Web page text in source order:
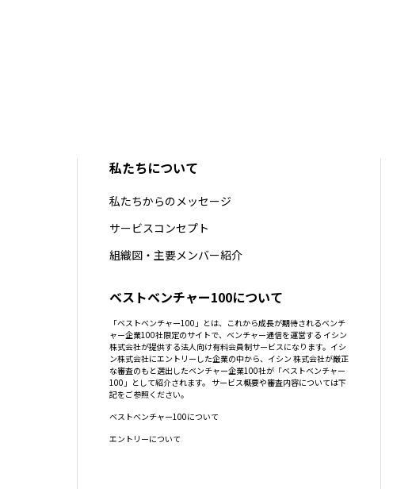
私たちについて
私たちからのメッセージ
サービスコンセプト
組織図・主要メンバー紹介
ベストベンチャー100について
「ベストベンチャー100」とは、これから成長が期待されるベンチ
ャー企業100社限定のサイトで、ベンチャー通信を運営する イシン
株式会社が提供する法人向け有料会員制サービスになります。イシ
ン株式会社にエントリーした企業の中から、イシン 株式会社が厳正
な審査のもと選出したベンチャー企業100社が「ベストベンチャー
100」として紹介されます。 サービス概要や審査内容については下
記をご参照ください。
ベストベンチャー100について
エントリーについて